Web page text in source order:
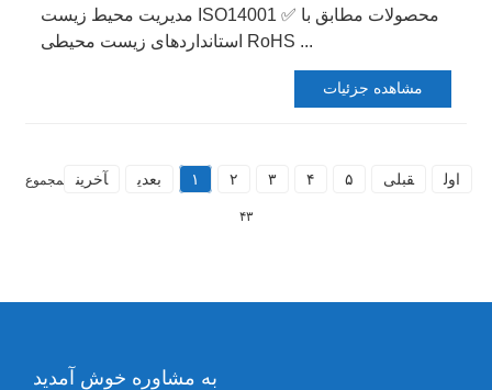
مدیریت محیط زیست ISO14001 ✅ محصولات مطابق با
استانداردهای زیست محیطی RoHS ...
مشاهده جزئیات
اول قبلی ۱ ۲ ۳ ۴ ۵ بعدی آخرین مجموع
۴۳
به مشاوره خوش آمدید